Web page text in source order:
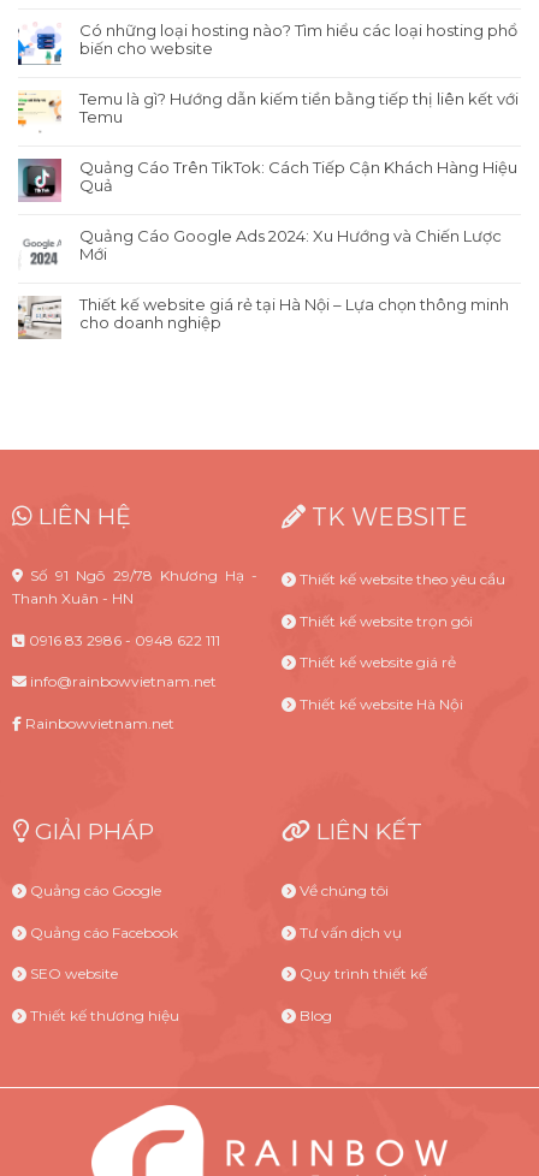
Có những loại hosting nào? Tìm hiểu các loại hosting phổ
biến cho website
Temu là gì? Hướng dẫn kiếm tiền bằng tiếp thị liên kết với
Temu
Quảng Cáo Trên TikTok: Cách Tiếp Cận Khách Hàng Hiệu
Quả
Quảng Cáo Google Ads 2024: Xu Hướng và Chiến Lược
Mới
Thiết kế website giá rẻ tại Hà Nội – Lựa chọn thông minh
cho doanh nghiệp
LIÊN HỆ
Số 91 Ngõ 29/78 Khương Hạ -
Thanh Xuân - HN
0916 83 2986 - 0948 622 111
info@rainbowvietnam.net
Rainbowvietnam.net
TK WEBSITE
Thiết kế website theo yêu cầu
Thiết kế website trọn gói
Thiết kế website giá rẻ
Thiết kế website Hà Nội
GIẢI PHÁP
Quảng cáo Google
Quảng cáo Facebook
SEO website
Thiết kế thương hiệu
LIÊN KẾT
Về chúng tôi
Tư vấn dịch vụ
Quy trình thiết kế
Blog